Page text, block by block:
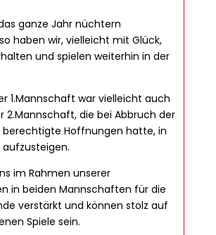
ganze Jahr nüchtern
haben wir, vielleicht mit Glück,
und spielen weiterhin in der
1.Mannschaft war vielleicht auch
2.Mannschaft, die bei Abbruch der
berechtigte Hoffnungen hatte, in
aufzusteigen.
im Rahmen unserer
in beiden Mannschaften für die
verstärkt und können stolz auf
Spiele sein.